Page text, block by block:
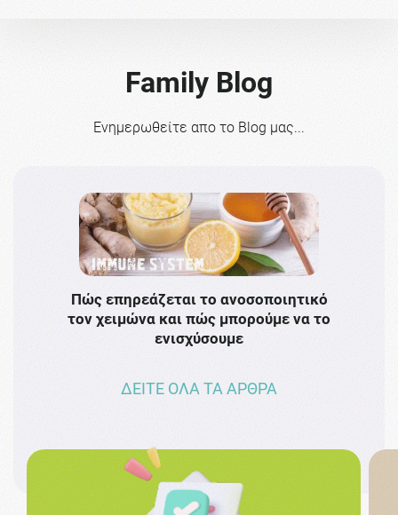
Family Blog
Ενημερωθείτε απο το Blog μας...
Πώς επηρεάζεται το ανοσοποιητικό
τον χειμώνα και πώς μπορούμε να το
ενισχύσουμε
ΔΕΙΤΕ ΟΛΑ ΤΑ ΑΡΘΡΑ